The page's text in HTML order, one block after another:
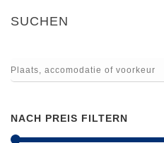
SUCHEN
NACH PREIS FILTERN